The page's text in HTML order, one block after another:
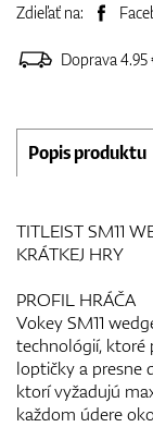
Zdieľať na:
Doprava 4.95
Popis produktu
TITLEIST SM11
KRÁTKEJ HRY
PROFIL HRÁČA
Vokey SM11
technológií, ktoré
loptičky a presne
ktorí vyžadujú
každom údere